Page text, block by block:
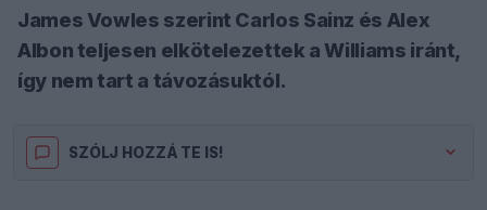
James Vowles szerint Carlos Sainz és Alex
Albon teljesen elkötelezettek a Williams iránt,
így nem tart a távozásuktól.
SZÓLJ HOZZÁ TE IS!